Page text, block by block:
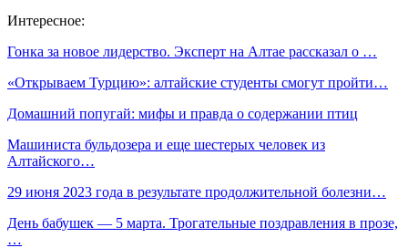
Интересное:
Гонка за новое лидерство. Эксперт на Алтае рассказал о …
«Открываем Турцию»: алтайские студенты смогут пройти…
Домашний попугай: мифы и правда о содержании птиц
Машиниста бульдозера и еще шестерых человек из
Алтайского…
29 июня 2023 года в результате продолжительной болезни…
День бабушек — 5 марта. Трогательные поздравления в прозе,
…